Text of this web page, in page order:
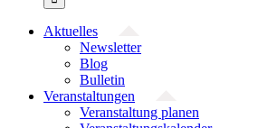
Aktuelles
Newsletter
Blog
Bulletin
Veranstaltungen
Veranstaltung planen